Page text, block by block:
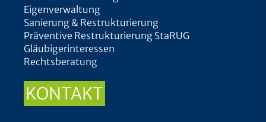
Eigenverwaltung
Sanierung & Restrukturierung
Präventive Restrukturierung StaRUG
Gläubigerinteressen
Rechtsberatung
KONTAKT